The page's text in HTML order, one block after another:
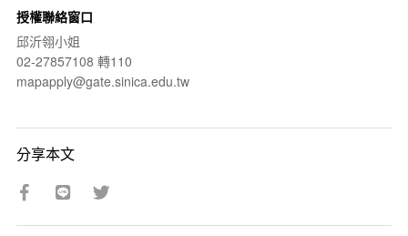
授權聯絡窗口
邱沂翎小姐
02-27857108 轉110
mapapply@gate.sinica.edu.tw
分享本文